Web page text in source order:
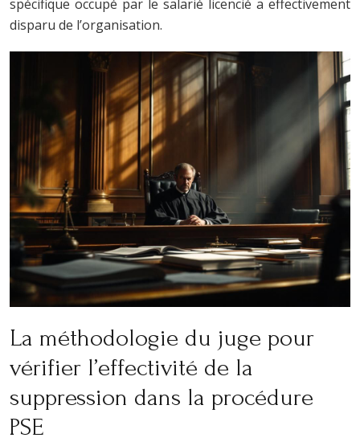
spécifique occupé par le salarié licencié a effectivement
disparu de l’organisation.
La méthodologie du juge pour
vérifier l’effectivité de la
suppression dans la procédure
PSE